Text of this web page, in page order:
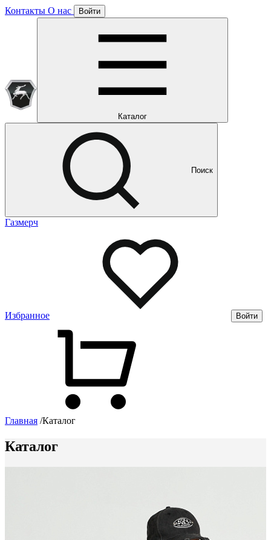
Контакты О нас Войти
Каталог
Поиск
Газмерч
Избранное Войти
Главная /Каталог
Каталог
Отлично!
Подписка уже оформлена